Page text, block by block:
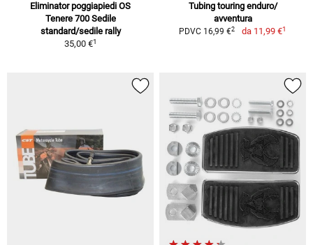
Eliminator poggiapiedi OS
Tenere 700 Sedile
standard/sedile rally
35,00 €1
Tubing touring enduro/
avventura
PDVC 16,99 €2 da 11,99 €1